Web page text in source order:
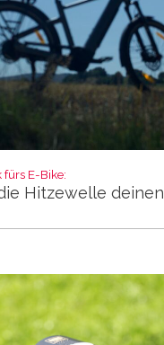
E-Bike:
Hitzewelle